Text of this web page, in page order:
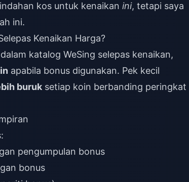
kos untuk kenaikan ini, tetapi saya
ini.
Kenaikan Harga?
katalog WeSing selepas kenaikan,
apabila bonus digunakan. Pek kecil
buruk setiap koin berbanding peringkat
pengumpulan bonus
bonus